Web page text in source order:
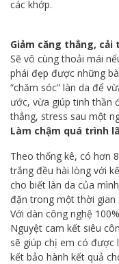
các khớp.
Giảm căng thẳng,
Sẽ vô cùng thoải mái
phái đẹp được những
“chăm sóc” làn da để
ước, vừa giúp tinh thần
thẳng, stress sau một
Làm chậm quá trình
Theo thống kê, có hơn
trắng đều hài lòng với
cho biết làn da của
đặn trong một thời gian
Với dàn công nghệ
Nguyệt cam kết siêu
sẽ giúp chị em có được
kết bảo hành kết quả